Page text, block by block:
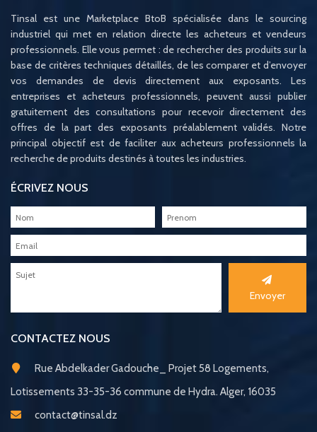
Tinsal est une Marketplace BtoB spécialisée dans le sourcing
industriel qui met en relation directe les acheteurs et vendeurs
professionnels. Elle vous permet : de rechercher des produits sur la
base de critères techniques détaillés, de les comparer et d’envoyer
vos demandes de devis directement aux exposants. Les
entreprises et acheteurs professionnels, peuvent aussi publier
gratuitement des consultations pour recevoir directement des
offres de la part des exposants préalablement validés. Notre
principal objectif est de faciliter aux acheteurs professionnels la
recherche de produits destinés à toutes les industries.
ÉCRIVEZ NOUS
Envoyer
CONTACTEZ NOUS
Rue Abdelkader Gadouche_ Projet 58 Logements,
Lotissements 33-35-36 commune de Hydra. Alger, 16035
contact@tinsal.dz